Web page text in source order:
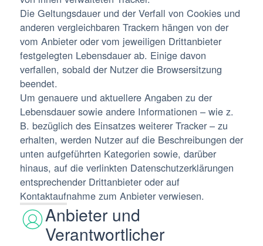
Die Geltungsdauer und der Verfall von Cookies und
anderen vergleichbaren Trackern hängen von der
vom Anbieter oder vom jeweiligen Drittanbieter
festgelegten Lebensdauer ab. Einige davon
verfallen, sobald der Nutzer die Browsersitzung
beendet.
Um genauere und aktuellere Angaben zu der
Lebensdauer sowie andere Informationen – wie z.
B. bezüglich des Einsatzes weiterer Tracker – zu
erhalten, werden Nutzer auf die Beschreibungen der
unten aufgeführten Kategorien sowie, darüber
hinaus, auf die verlinkten Datenschutzerklärungen
entsprechender Drittanbieter oder auf
Kontaktaufnahme zum Anbieter verwiesen.
Anbieter und
Verantwortlicher